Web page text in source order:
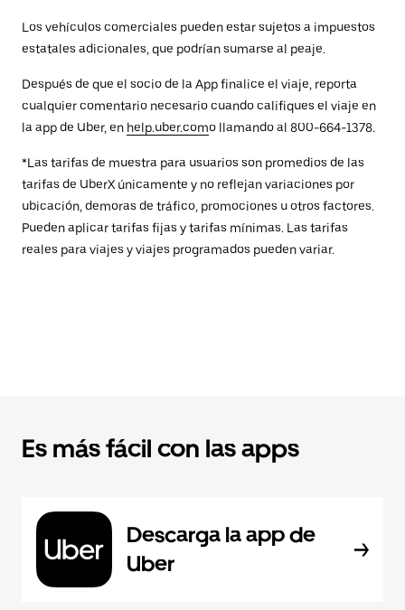
Los vehículos comerciales pueden estar sujetos a impuestos
estatales adicionales, que podrían sumarse al peaje.
Después de que el socio de la App finalice el viaje, reporta
cualquier comentario necesario cuando califiques el viaje en
la app de Uber, en help.uber.como llamando al 800-664-1378.
*Las tarifas de muestra para usuarios son promedios de las
tarifas de UberX únicamente y no reflejan variaciones por
ubicación, demoras de tráfico, promociones u otros factores.
Pueden aplicar tarifas fijas y tarifas mínimas. Las tarifas
reales para viajes y viajes programados pueden variar.
Es más fácil con las apps
Descarga la app de
Uber